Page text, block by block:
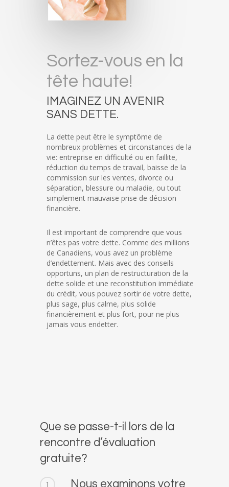
Sortez-vous en la
tête haute!
IMAGINEZ UN AVENIR
SANS DETTE.
La dette peut être le symptôme de
nombreux problèmes et circonstances de la
vie: entreprise en difficulté ou en faillite,
réduction du temps de travail, baisse de la
commission sur les ventes, divorce ou
séparation, blessure ou maladie, ou tout
simplement mauvaise prise de décision
financière.
Il est important de comprendre que vous
n’êtes pas votre dette. Comme des millions
de Canadiens, vous avez un problème
d’endettement. Mais avec des conseils
opportuns, un plan de restructuration de la
dette solide et une reconstitution immédiate
du crédit, vous pouvez sortir de votre dette,
plus sage, plus calme, plus solide
financièrement et plus fort, pour ne plus
jamais vous endetter.
Que se passe-t-il lors de la
rencontre d’évaluation
gratuite?
1
Nous examinons votre